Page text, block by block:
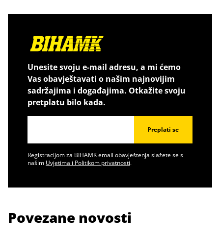
Unesite svoju e-mail adresu, a mi ćemo
Vas obavještavati o našim najnovijim
sadržajima i događajima. Otkažite svoju
pretplatu bilo kada.
Preplati se
Registracijom za BIHAMK email obavještenja slažete se s
našim Uvjetima i Politikom privatnosti.
Povezane novosti